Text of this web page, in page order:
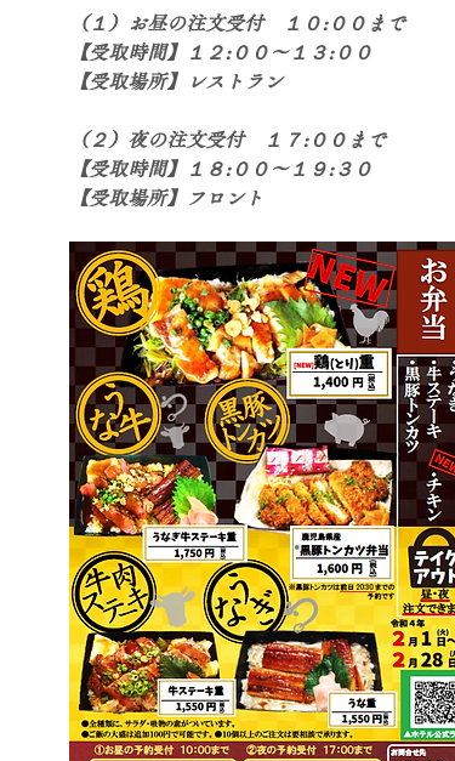
（１）お昼の注文受付　１０:００まで
【受取時間】１２:００～１３:００
【受取場所】レストラン
（２）夜の注文受付　１７:００まで
【受取時間】１８:００～１９:３０
【受取場所】フロント